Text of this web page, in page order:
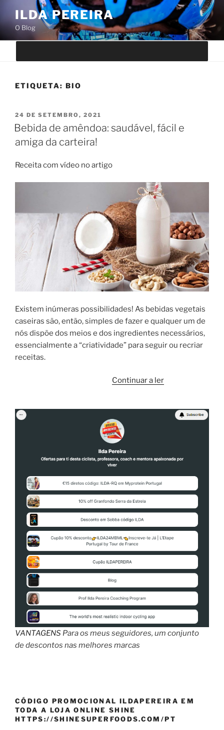
o
conteúdo
ILDA PEREIRA
O Blog
ETIQUETA: BIO
PUBLICADO
EM
24 DE SETEMBRO, 2021
Bebida de amêndoa: saudável, fácil e
amiga da carteira!
Receita com vídeo no artigo
Existem inúmeras possibilidades! As bebidas vegetais
caseiras são, então, simples de fazer e qualquer um de
nós dispõe dos meios e dos ingredientes necessários,
essencialmente a “criatividade” para seguir ou recriar
receitas.
Continuar a ler“Bebida
saudável,
carteira!”
VANTAGENS Para os meus seguidores, um conjunto
de descontos nas melhores marcas
CÓDIGO PROMOCIONAL ILDAPEREIRA EM
TODA A LOJA ONLINE SHINE
HTTPS://SHINESUPERFOODS.COM/PT